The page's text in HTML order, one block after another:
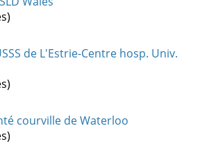
de L'Estrie-Centre hosp. Univ.
courville de Waterloo